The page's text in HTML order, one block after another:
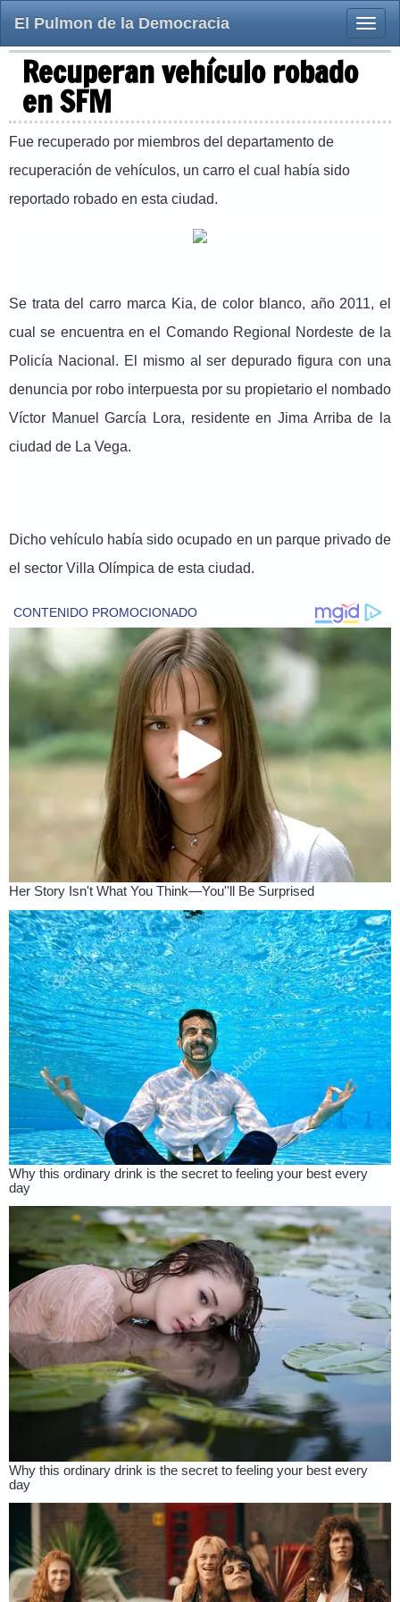
Toggle
El Pulmon de la Democracia
Recuperan vehículo robado
en SFM
Fue recuperado por miembros del departamento de
recuperación de vehículos, un carro el cual había sido
reportado robado en esta ciudad.
Se trata del carro marca Kia, de color blanco, año 2011, el
cual se encuentra en el Comando Regional Nordeste de la
Policía Nacional. El mismo al ser depurado figura con una
denuncia por robo interpuesta por su propietario el nombado
Víctor Manuel García Lora, residente en Jima Arriba de la
ciudad de La Vega.
Dicho vehículo había sido ocupado en un parque privado de
el sector Villa Olímpica de esta ciudad.